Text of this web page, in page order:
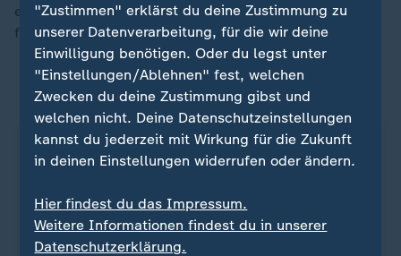
einen Beckenbruch erlitten hatte, konnte nicht mehr
folgen.
ZDFsportstudio auf WhatsApp
"Zustimmen" erklärst du deine Zustimmung zu
unserer Datenverarbeitung, für die wir deine
Einwilligung benötigen. Oder du legst unter
"Einstellungen/Ablehnen" fest, welchen
Zwecken du deine Zustimmung gibst und
welchen nicht. Deine Datenschutzeinstellungen
kannst du jederzeit mit Wirkung für die Zukunft
in deinen Einstellungen widerrufen oder ändern.
Hier findest du das Impressum.
Weitere Informationen findest du in unserer
Datenschutzerklärung.